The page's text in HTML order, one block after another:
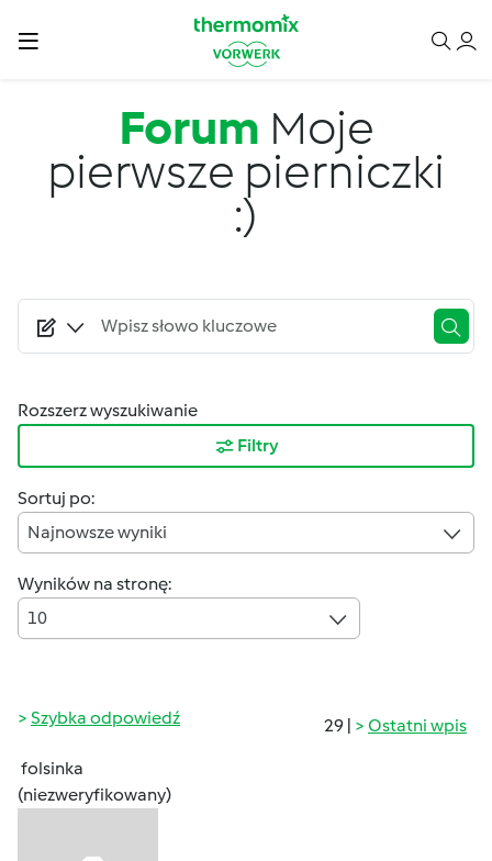
Forum Moje
pierwsze pierniczki
:)
Rozszerz wyszukiwanie
Filtry
Sortuj po:
Najnowsze wyniki
Wyników na stronę:
10
29 | Ostatni wpis
Szybka odpowiedź
folsinka
(niezweryfikowany)